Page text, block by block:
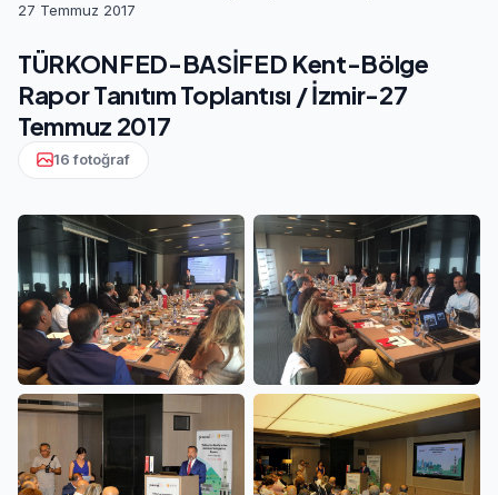
27 Temmuz 2017
TÜRKONFED-BASİFED Kent-Bölge
Rapor Tanıtım Toplantısı / İzmir-27
Temmuz 2017
16 fotoğraf